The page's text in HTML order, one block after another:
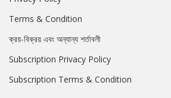
Terms & Condition
ক্রয়-বিক্রয় এবং অন্যান্য শর্তাবলী
Subscription Privacy Policy
Subscription Terms & Condition